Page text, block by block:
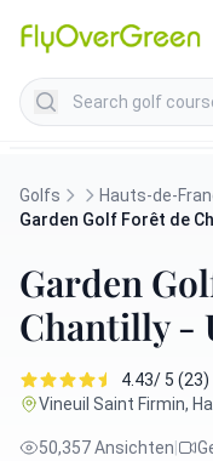
Search golf courses
Golfs
Hauts-de-
Garden Golf Forêt de
Garden
Chantilly -
4.43/ 5 (23)
Vineuil Saint Firmin,
50,357 Ansichten